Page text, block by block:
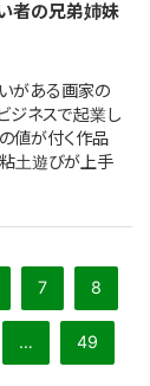
者の兄弟姉妹
がある画家の
ジネスで起業し
値が付く作品
粘土遊びが上手
7 8
… 49